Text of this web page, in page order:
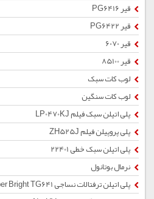
قیر PG6416
قیر PG6422
قیر 6070
قیر 85100
لوب کات سبک
لوب کات سنگین
پلی اتیلن سبک فیلم LP0470KJ
پلی پروپیلن فیلم ZH525J
پلی اتیلن سبک خطی 22401
نرمال بوتانول
پلی اتیلن ترفتالات نساجی Super Bright TG641